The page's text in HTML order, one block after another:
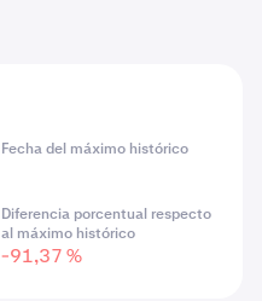
Fecha del máximo histórico
Diferencia porcentual respecto
al máximo histórico
-91,37 %